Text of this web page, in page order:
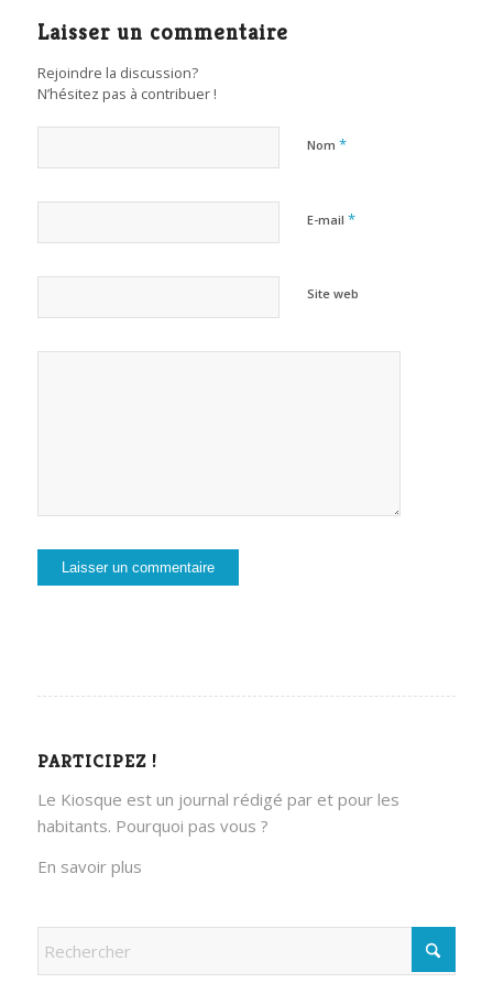
Laisser un commentaire
Rejoindre la discussion?
N’hésitez pas à contribuer !
Nom *
E-mail *
Site web
PARTICIPEZ !
Le Kiosque est un journal rédigé par et pour les
habitants. Pourquoi pas vous ?
En savoir plus